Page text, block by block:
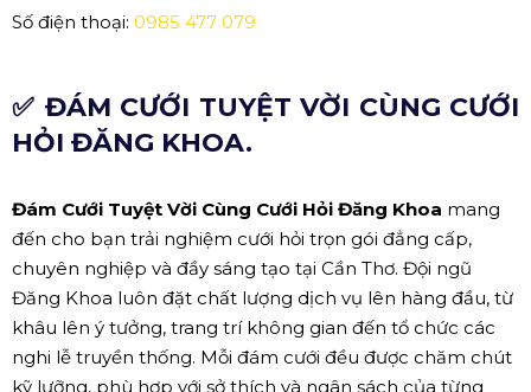
Số điện thoại: 0985 477 079
✅ ĐÁM CƯỚI TUYỆT VỜI CÙNG CƯỚI
HỎI ĐĂNG KHOA.
Đám Cưới Tuyệt Vời Cùng Cưới Hỏi Đăng Khoa mang
đến cho bạn trải nghiệm cưới hỏi trọn gói đẳng cấp,
chuyên nghiệp và đầy sáng tạo tại Cần Thơ. Đội ngũ
Đăng Khoa luôn đặt chất lượng dịch vụ lên hàng đầu, từ
khâu lên ý tưởng, trang trí không gian đến tổ chức các
nghi lễ truyền thống. Mỗi đám cưới đều được chăm chút
kỹ lưỡng, phù hợp với sở thích và ngân sách của từng